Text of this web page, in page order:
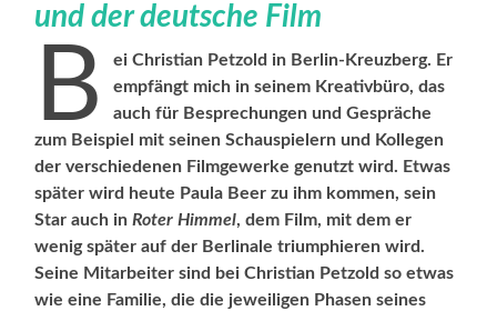
und der deutsche Film
B
ei Christian Petzold in Berlin-Kreuzberg. Er
empfängt mich in seinem Kreativbüro, das
auch für Besprechungen und Gespräche
zum Beispiel mit seinen Schauspielern und Kollegen
der verschiedenen Filmgewerke genutzt wird. Etwas
später wird heute Paula Beer zu ihm kommen, sein
Star auch inRoter Himmel, dem Film, mit dem er
wenig später auf der Berlinale triumphieren wird.
Seine Mitarbeiter sind bei Christian Petzold so etwas
wie eine Familie, die die jeweiligen Phasen seines